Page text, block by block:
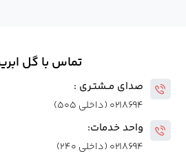
تماس با گل
صدای مــشتـری :
۰۲۱۸۶۹۴ (داخلی ۵۰۵)
واحد خدمات:
۰۲۱۸۶۹۴ (داخلی ۲۴۰)